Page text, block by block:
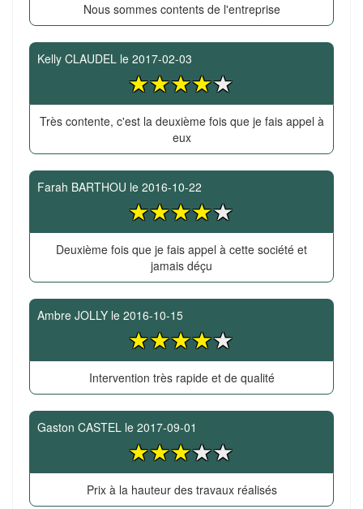
Nous sommes contents de l'entreprise
Kelly CLAUDEL le 2017-02-03
Très contente, c'est la deuxième fois que je fais appel à
eux
Farah BARTHOU le 2016-10-22
Deuxième fois que je fais appel à cette société et
jamais déçu
Ambre JOLLY le 2016-10-15
Intervention très rapide et de qualité
Gaston CASTEL le 2017-09-01
Prix à la hauteur des travaux réalisés